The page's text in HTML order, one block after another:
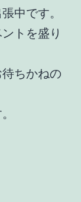
中です。
トを盛り
ちかねの